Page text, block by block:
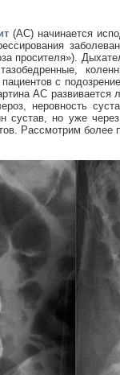
(АС) начинается
просителя»).
пациентов с
АС
неровность
сустав, но уже
Рассмотрим более